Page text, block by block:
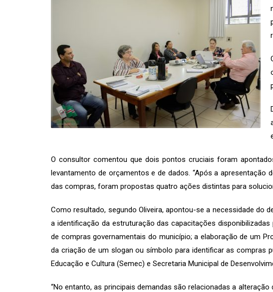
O consultor comentou que dois pontos cruciais foram
levantamento de orçamentos e de dados. “Após a apresentação
das compras, foram propostas quatro ações distintas para
Como resultado, segundo Oliveira, apontou-se a necessidade do
a identificação da estruturação das capacitações
de compras governamentais do município; a elaboração de um
da criação de um slogan ou símbolo para identificar as compras
Educação e Cultura (Semec) e Secretaria Municipal de
“No entanto, as principais demandas são relacionadas a